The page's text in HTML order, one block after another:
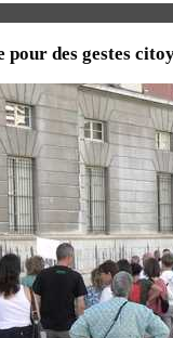
pour des gestes